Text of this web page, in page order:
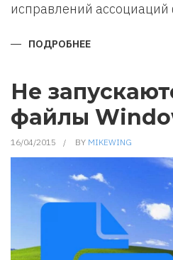
исправлений ассоциаций
ПОДРОБНЕЕ
УМОЛЧАНИЮ
В
WINDOWS
XP
Не
файлы
16/04/2015 BY MIKEWING